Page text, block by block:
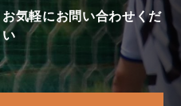
気軽にお問い合わせくだ
い